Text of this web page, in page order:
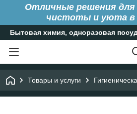
Отличные решения для
чистоты и уюта
Бытовая химия, одноразовая
Товары и услуги